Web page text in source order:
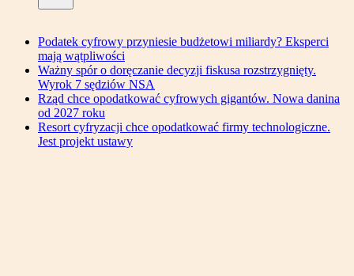
Podatek cyfrowy przyniesie budżetowi miliardy? Eksperci
mają wątpliwości
Ważny spór o doręczanie decyzji fiskusa rozstrzygnięty.
Wyrok 7 sędziów NSA
Rząd chce opodatkować cyfrowych gigantów. Nowa danina
od 2027 roku
Resort cyfryzacji chce opodatkować firmy technologiczne.
Jest projekt ustawy